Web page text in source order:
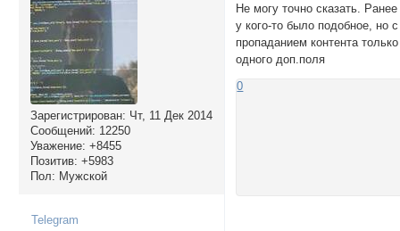
Зарегистрирован: Чт, 11 Дек 2014
Сообщений: 12250
Уважение: +8455
Позитив: +5983
Пол: Мужской
Не могу точно сказать. Ранее
у кого-то было подобное, но с
пропаданием контента только
одного доп.поля
0
Telegram